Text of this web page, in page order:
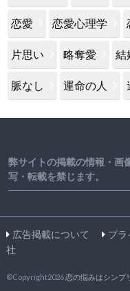
恋愛 恋愛心理学
片思い 略奪愛 結
脈なし 運命の人
弊サイトの掲載の情報・画
写・転載を禁じます。
広告掲載について プラ
社
©Copyright2026恋の悩みはシンプ